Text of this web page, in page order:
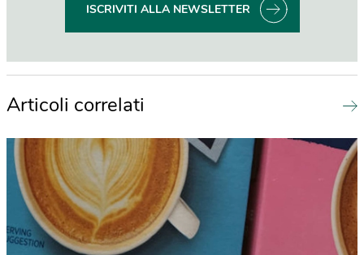
ISCRIVITI ALLA NEWSLETTER
Articoli correlati